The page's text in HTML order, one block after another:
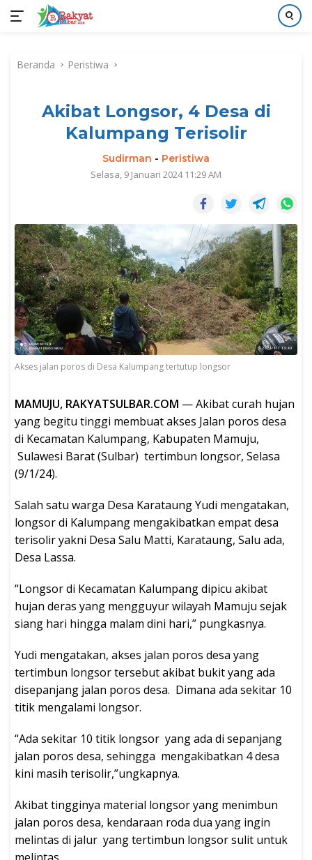
kontenBeranda Peristiwa
Akibat Longsor, 4 Desa di
Kalumpang Terisolir
Sudirman - Peristiwa
Selasa, 9 Januari 2024 11:29 AM
Akses jalan poros di Desa Kalumpang tertutup longsor
MAMUJU, RAKYATSULBAR.COM — Akibat curah hujan
yang begitu tinggi membuat akses Jalan poros desa
di Kecamatan Kalumpang, Kabupaten Mamuju,
Sulawesi Barat (Sulbar) tertimbun longsor, Selasa
(9/1/24).
Salah satu warga Desa Karataung Yudi mengatakan,
longsor di Kalumpang mengakibatkan empat desa
terisolir yakni Desa Salu Matti, Karataung, Salu ada,
Desa Lassa.
“Longsor di Kecamatan Kalumpang dipicu akibat
hujan deras yang mengguyur wilayah Mamuju sejak
siang hari hingga malam dini hari,” pungkasnya.
Yudi mengatakan, akses jalan poros desa yang
tertimbun longsor tersebut akibat bukit yang ada
disepanjang jalan poros desa. Dimana ada sekitar 10
titik mengalami longsor.
“Ada sekitar 10 titik longsor yang ada di sepanjang
jalan poros desa, sehingga mengakibatkan 4 desa
kini masih terisolir,”ungkapnya.
Akibat tingginya material longsor yang menimbun
jalan poros desa, kendaraan roda dua yang ingin
melintas di jalur yang tertimbun longsor sulit untuk